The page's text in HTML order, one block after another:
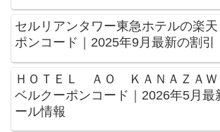
セルリアンタワー東急ホテルの楽
ポンコード｜2025年9月最新の割引
ＨＯＴＥＬ ＡＯ ＫＡＮＡＺＡＷ
ベルクーポンコード｜2026年5月最
ール情報